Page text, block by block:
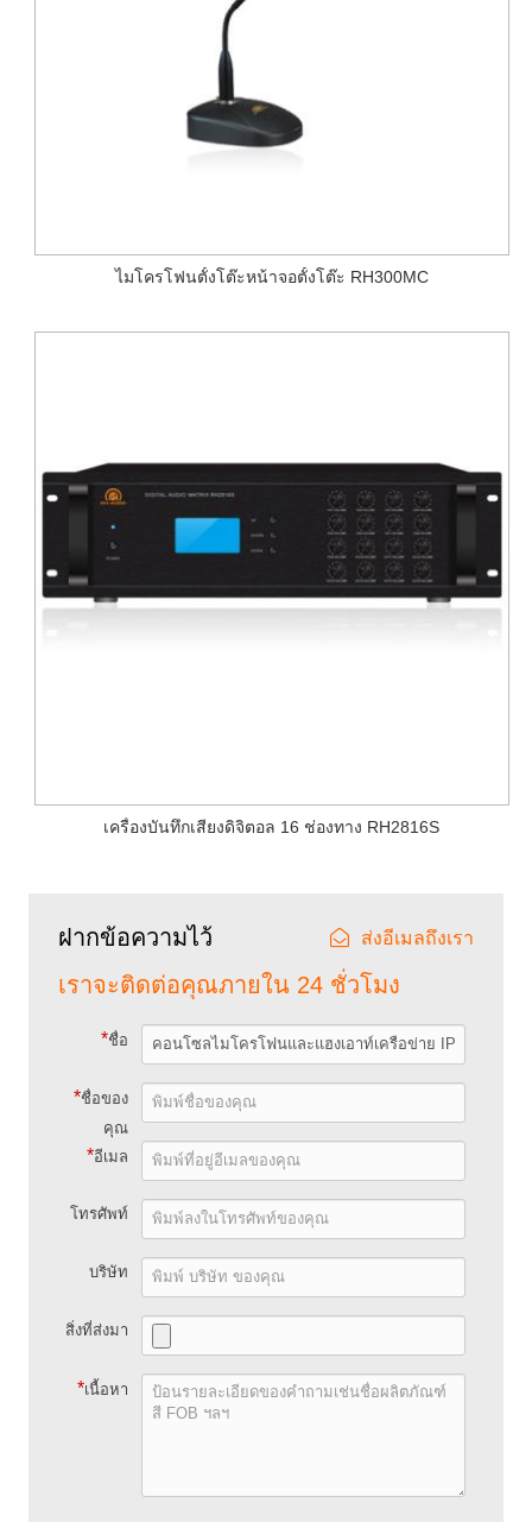
ไมโครโฟนตั้งโต๊ะหน้าจอตั้งโต๊ะ RH300MC
เครื่องบันทึกเสียงดิจิตอล 16 ช่องทาง RH2816S
ฝากข้อความไว้ ส่งอีเมลถึงเรา
เราจะติดต่อคุณภายใน 24 ชั่วโมง
*ชื่อ
*ชื่อของ
คุณ
*อีเมล
โทรศัพท์
บริษัท
สิ่งที่ส่งมา
*เนื้อหา